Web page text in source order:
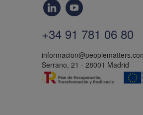
+34 91 781 06 80
Serrano, 21 - 28001 Madrid